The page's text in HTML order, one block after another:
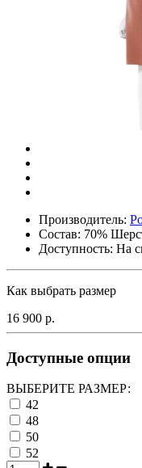
Производитель:
Состав: 70%
Доступность: На
Как выбрать размер
16 900 р.
Доступные опции
ВЫБЕРИТЕ РАЗМЕР:
42
48
50
52